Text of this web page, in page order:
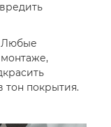
Любые
покрытия.